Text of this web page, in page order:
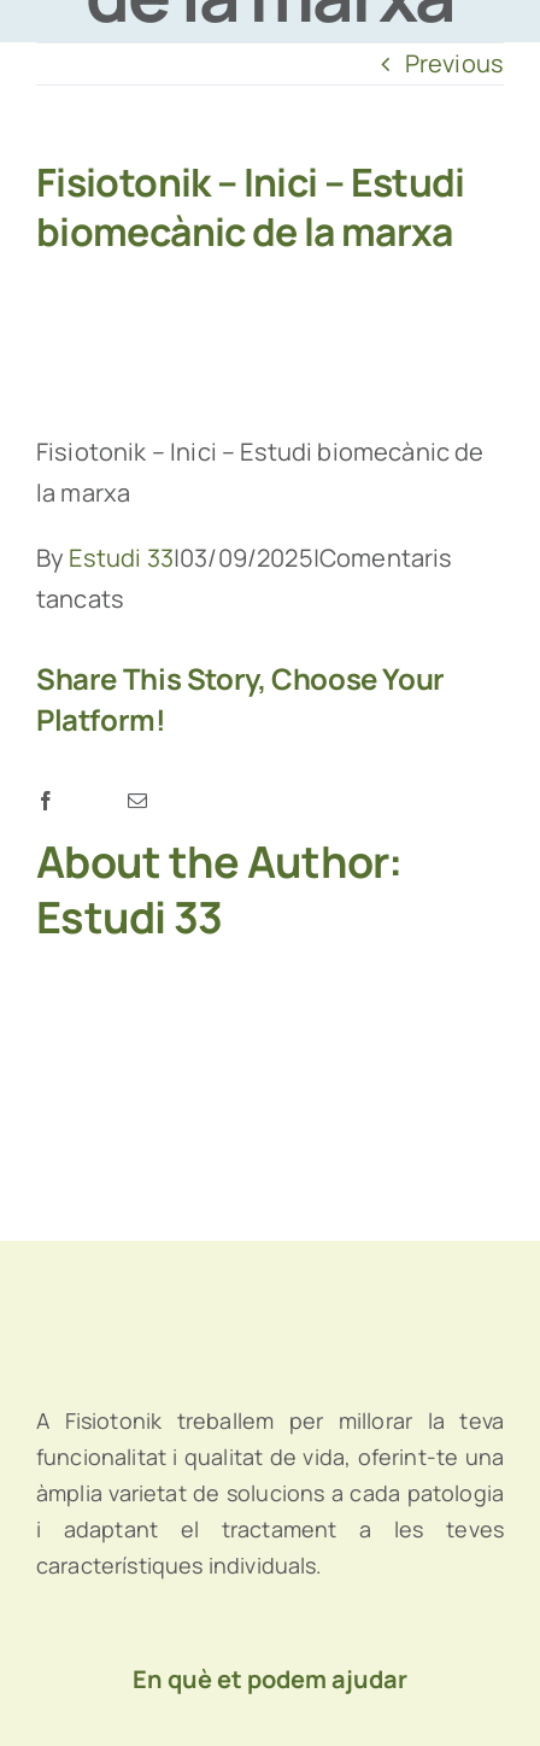
Previous
Fisiotonik – Inici – Estudi
biomecànic de la marxa
Fisiotonik – Inici – Estudi biomecànic de
la marxa
By Estudi 33|03/09/2025|Comentaris
tancats
–
Inici
Estudi
biomecànic
de
la
Share This Story, Choose Your
Platform!
Facebook
TwitterLinkedInEmail
About the Author:
Estudi 33
A Fisiotonik treballem per millorar la teva
funcionalitat i qualitat de vida, oferint-te una
àmplia varietat de solucions a cada patologia
i adaptant el tractament a les teves
característiques individuals.
En què et podem ajudar